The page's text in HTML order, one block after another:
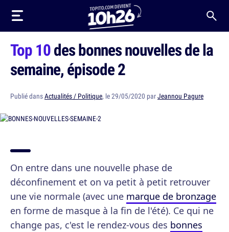
Top 10des bonnes nouvelles de la
semaine, épisode 2
Publié dansActualités / Politique, le 29/05/2020 parJeannou Pagure
On entre dans une nouvelle phase de
déconfinement et on va petit à petit retrouver
une vie normale (avec une marque de bronzage
en forme de masque à la fin de l'été). Ce qui ne
change pas, c'est le rendez-vous des bonnes